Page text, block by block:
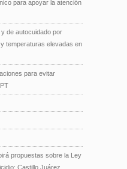
para apoyar la atención
de autocuidado por
temperaturas elevadas en
para evitar
propuestas sobre la Ley
Castillo Juárez